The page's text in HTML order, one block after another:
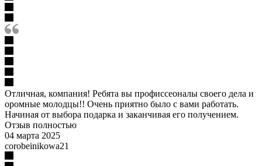
Отличная, компания! Ребята вы профиссеоналы своего дела и
оромные молодцы!! Очень приятно было с вами работать.
Начиная от выбора подарка и заканчивая его получением.
Отзыв полностью
04 марта 2025
corobeinikowa21